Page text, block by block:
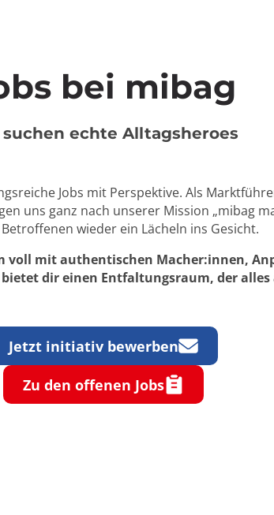
bei mibag
echte Alltagsheroes
Jobs mit Perspektive. Als
uns ganz nach unserer Mission „mibag
wieder ein Lächeln ins Gesicht.
voll mit authentischen Macher:innen,
dir einen Entfaltungsraum, der alles
Jetzt initiativ bewerben
Zu den offenen Jobs